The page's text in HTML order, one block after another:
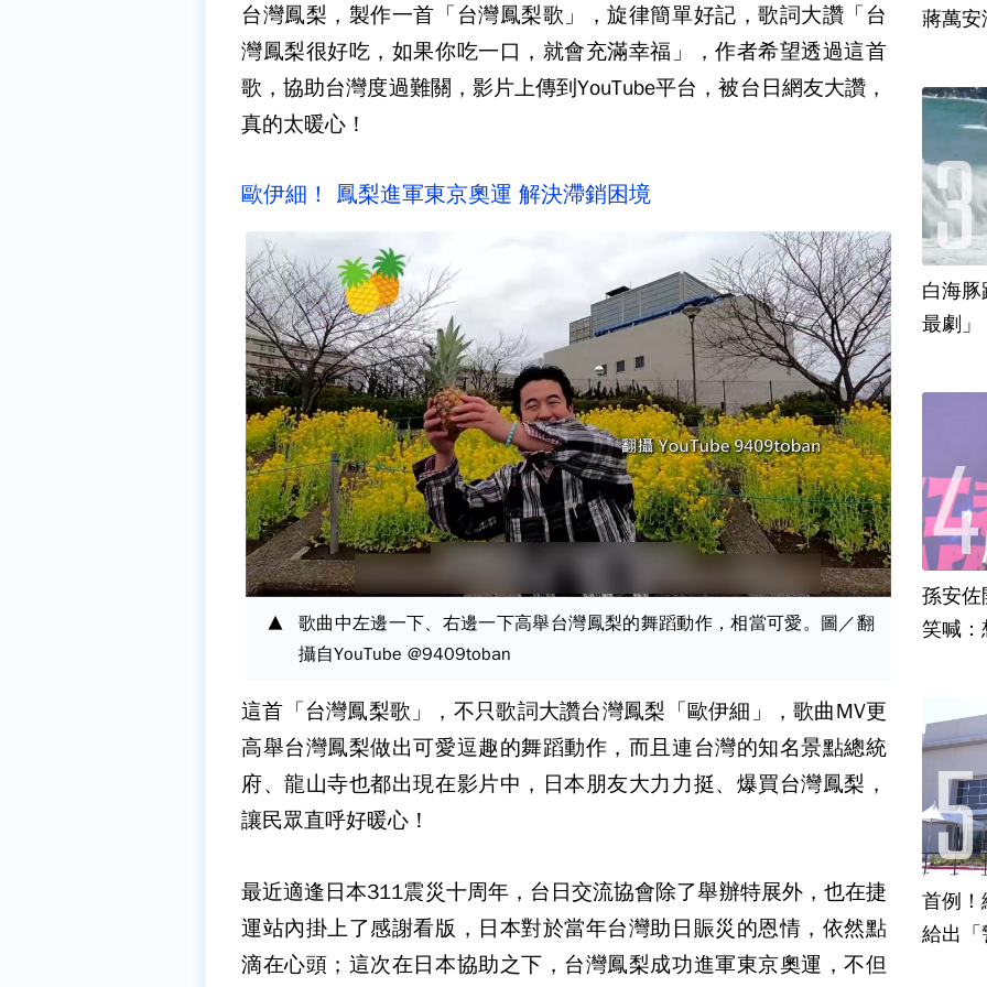
台灣鳳梨，製作一首「台灣鳳梨歌」，旋律簡單好記，歌詞大讚「台
灣鳳梨很好吃，如果你吃一口，就會充滿幸福」，作者希望透過這首
歌，協助台灣度過難關，影片上傳到YouTube平台，被台日網友大讚，
真的太暖心！
歐伊細！ 鳳梨進軍東京奧運 解決滯銷困境
歌曲中左邊一下、右邊一下高舉台灣鳳梨的舞蹈動作，相當可愛。圖／翻
攝自YouTube @9409toban
這首「台灣鳳梨歌」，不只歌詞大讚台灣鳳梨「歐伊細」，歌曲MV更
高舉台灣鳳梨做出可愛逗趣的舞蹈動作，而且連台灣的知名景點總統
府、龍山寺也都出現在影片中，日本朋友大力力挺、爆買台灣鳳梨，
讓民眾直呼好暖心！
最近適逢日本311震災十周年，台日交流協會除了舉辦特展外，也在捷
運站內掛上了感謝看版，日本對於當年台灣助日賑災的恩情，依然點
滴在心頭；這次在日本協助之下，台灣鳳梨成功進軍東京奧運，不但
蔣萬安
白海
最劇」
孫安
笑喊：
首例！
給出「